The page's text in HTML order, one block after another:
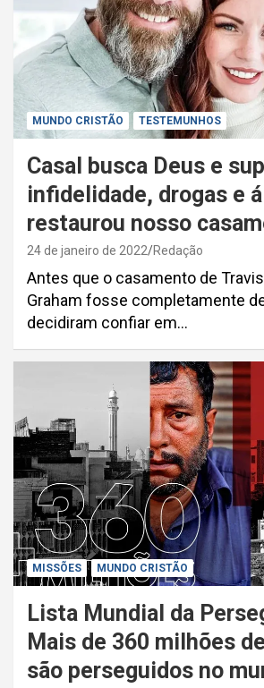
MUNDO CRISTÃO TESTEMUNHOS
Casal busca Deus e
infidelidade, drogas e
restaurou nosso
24 de janeiro de 2022 Redação
Antes que o casamento de
Graham fosse completamente
decidiram confiar em…
MISSÕES MUNDO CRISTÃO
Lista Mundial da
Mais de 360 milhões
são perseguidos no